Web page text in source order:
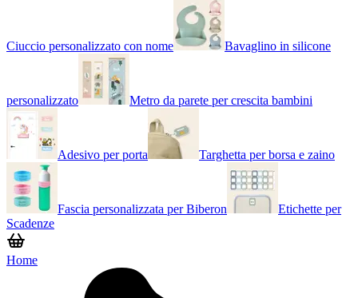
Ciuccio personalizzato con nome Bavaglino in silicone
personalizzato Metro da parete per crescita bambini
Adesivo per porta Targhetta per borsa e zaino
Fascia personalizzata per Biberon
Etichette per
Scadenze
Home